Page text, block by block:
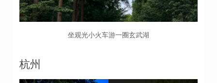
坐观光小火车游一圈玄武湖
杭州